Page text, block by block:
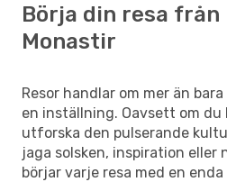
Börja din resa
Monastir
Resor handlar om mer än
en inställning. Oavsett om
utforska den pulserande
jaga solsken, inspiration
börjar varje resa med en enda